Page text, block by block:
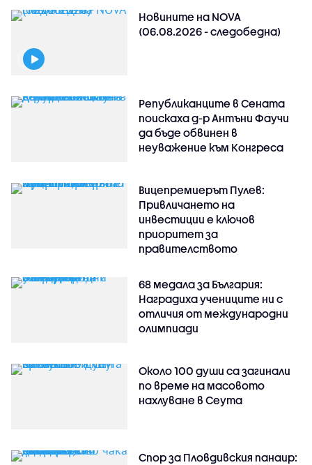
Новините на NOVA
(06.08.2026 - следобедна)
Републиканците в Сената
поискаха д-р Антъни Фаучи
да бъде обвинен в
неуважение към Конгреса
Вицепремиерът Пулев:
Привличането на
инвестиции е ключов
приоритет за
правителството
68 медала за България:
Наградиха учениците ни с
отличия от международни
олимпиади
Около 100 души са загинали
по време на масовото
нахлуване в Сеута
Спор за Пловдивския панаир: